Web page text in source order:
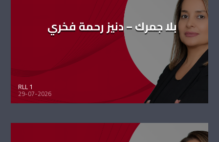
بلا جمرك – دنيز رحمة فخري
RLL 1
29-07-2026